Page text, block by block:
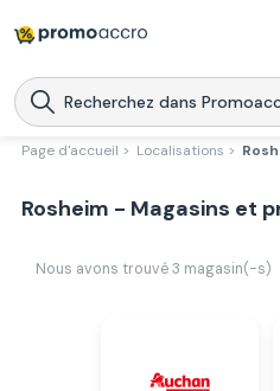
Magasins
Produits
Promoaccro
Page d'accueil > Localisations >
Rosheim - Magasins et
Nous avons trouvé 3 magasin(-s)